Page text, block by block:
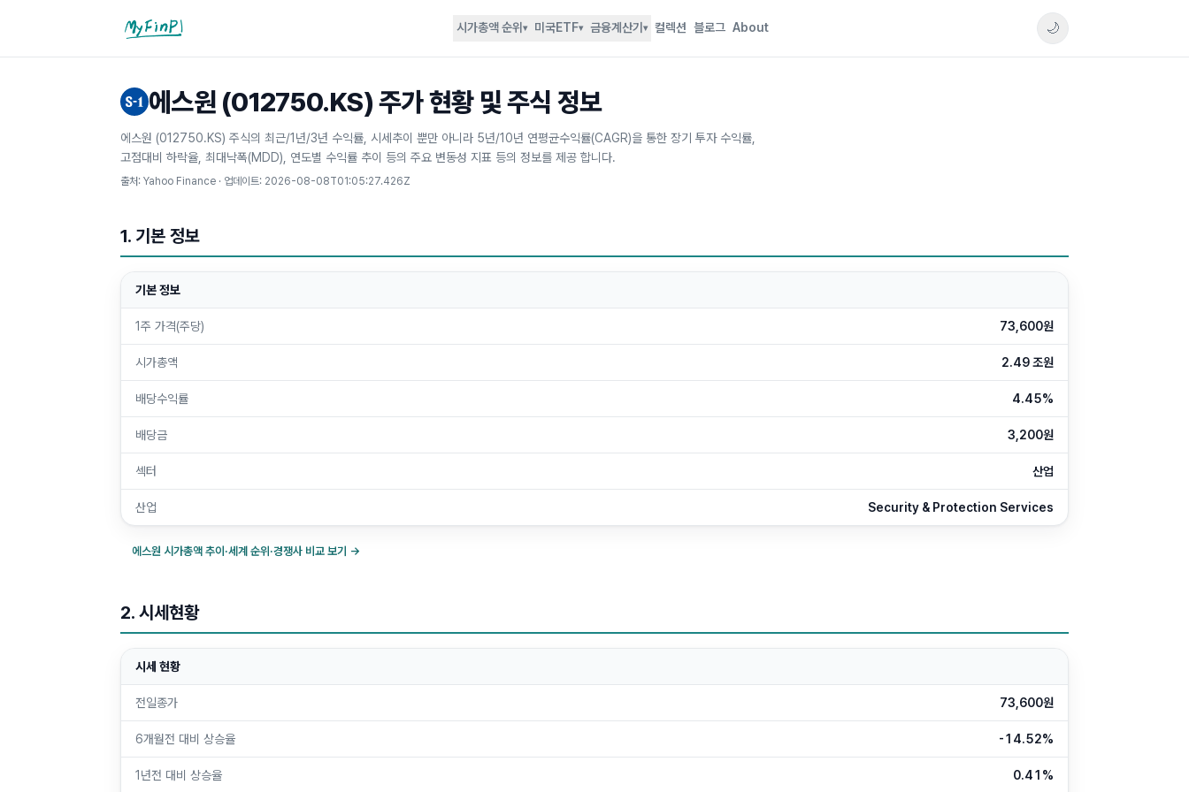
마이핀플
시가총액 순위 ▾ 미국ETF▾ 금융계산기 ▾ 컬렉션 블로그 About 🌙
에스원 (012750.KS) 주가 현황 및 주식 정보
에스원 (012750.KS) 주식의 최근/1년/3년 수익률, 시세추이 뿐만 아니라 5년/10년 연평균수익률(CAGR)을 통한 장기 투자 수익률,
고점대비 하락율, 최대낙폭(MDD), 연도별 수익률 추이 등의 주요 변동성 지표 등의 정보를 제공 합니다.
출처: Yahoo Finance · 업데이트: 2026-08-08T01:05:27.426Z
1. 기본 정보
기본 정보
1주 가격(주당) 73,600원
시가총액 2.49 조원
배당수익률 4.45%
배당금 3,200원
섹터 산업
산업 Security & Protection Services
에스원 시가총액 추이·세계 순위·경쟁사 비교 보기 →
2. 시세현황
시세 현황
전일종가 73,600원
6개월전 대비 상승율 -14.52%
1년전 대비 상승율 0.41%